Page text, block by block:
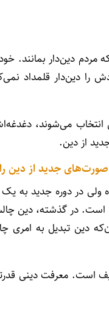
مردم دین‌دار
دین‌دار قلمداد
انتخاب می‌شوند،
از دین.
جدید از دین
ولی در دوره جدید به
در گذشته، دین چالش
دین تبدیل به
است. معرفت دینی